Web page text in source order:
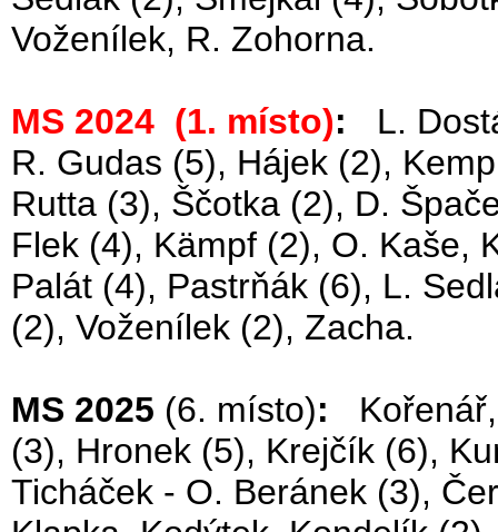
Voženílek, R. Zohorna.
MS 2024 (1. místo): L.
R. Gudas (5), Hájek (2),
Rutta (3), Ščotka (2), D.
Flek (4), Kämpf (2), O. Kaše,
Palát (4), Pastrňák (6), L.
(2), Voženílek (2), Zacha.
MS 2025 (6. místo):
(3), Hronek (5), Krejčík (6),
Ticháček - O. Beránek (3),